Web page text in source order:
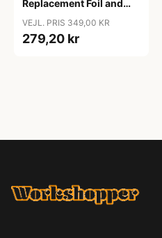
Replacement Foil and
VEJL. PRIS 349,00 KR
279,20 kr